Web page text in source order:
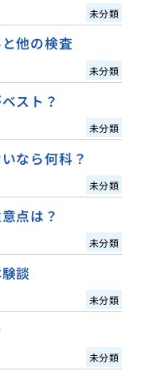
未分類
他の検査
未分類
スト？
未分類
なら何科？
未分類
点は？
未分類
談
未分類
未分類